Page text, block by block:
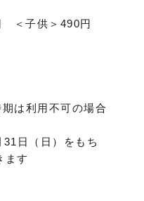
＜子供＞490円
は利用不可の場合
日（日）をもち
ます